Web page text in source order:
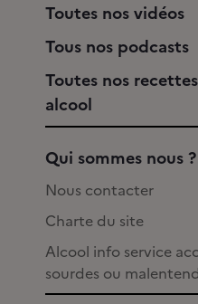
Toutes nos vidéos
Tous nos podcasts
Toutes nos
alcool
Qui sommes nous ?
Nous contacter
Charte du site
Alcool info service
sourdes ou